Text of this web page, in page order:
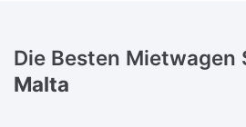
Die Besten Mietwagen
Malta